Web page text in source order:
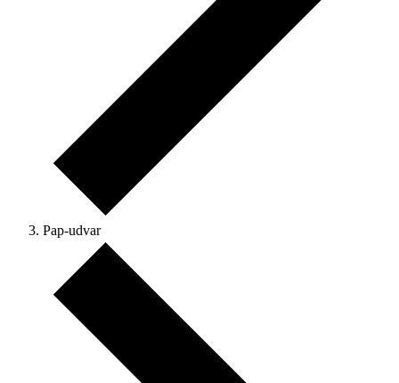
Pap-udvar